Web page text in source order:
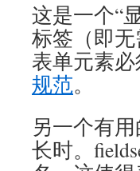
这是一个“
标签（即
表单元素
规范。
另一个有
长时。